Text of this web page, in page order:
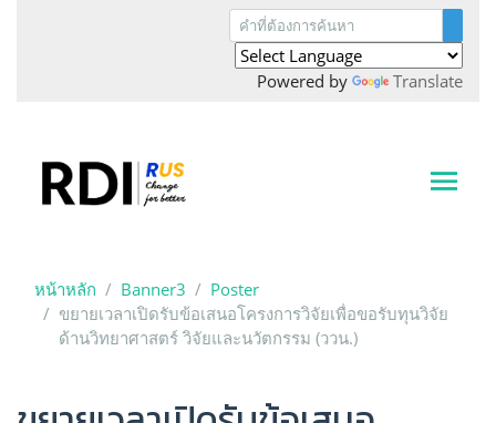
Powered by Translate
หน้าหลัก Banner3
Poster
ขยายเวลาเปิดรับข้อเสนอโครงการวิจัยเพื่อขอรับทุนวิจัย
ด้านวิทยาศาสตร์ วิจัยและนวัตกรรม (ววน.)